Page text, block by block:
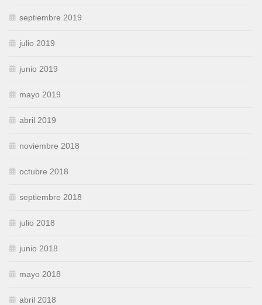
septiembre 2019
julio 2019
junio 2019
mayo 2019
abril 2019
noviembre 2018
octubre 2018
septiembre 2018
julio 2018
junio 2018
mayo 2018
abril 2018